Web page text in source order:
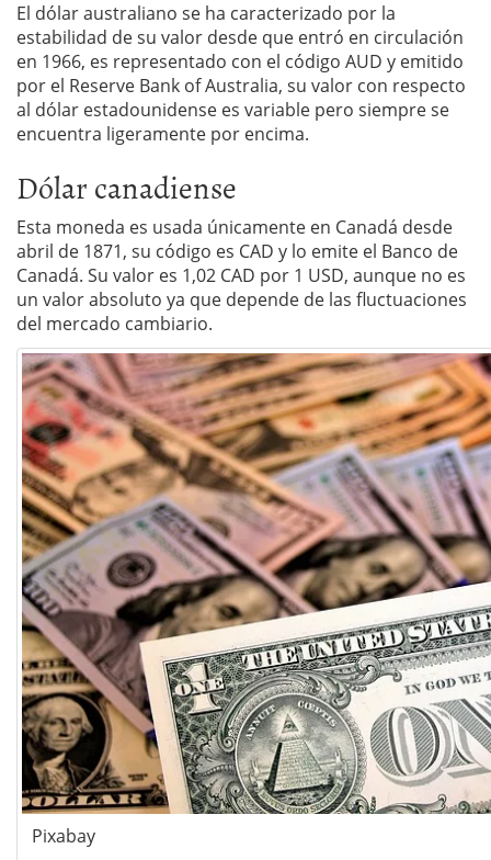
El dólar australiano se ha caracterizado por la
estabilidad de su valor desde que entró en circulación
en 1966, es representado con el código AUD y emitido
por el Reserve Bank of Australia, su valor con respecto
al dólar estadounidense es variable pero siempre se
encuentra ligeramente por encima.
Dólar canadiense
Esta moneda es usada únicamente en Canadá desde
abril de 1871, su código es CAD y lo emite el Banco de
Canadá. Su valor es 1,02 CAD por 1 USD, aunque no es
un valor absoluto ya que depende de las fluctuaciones
del mercado cambiario.
Pixabay